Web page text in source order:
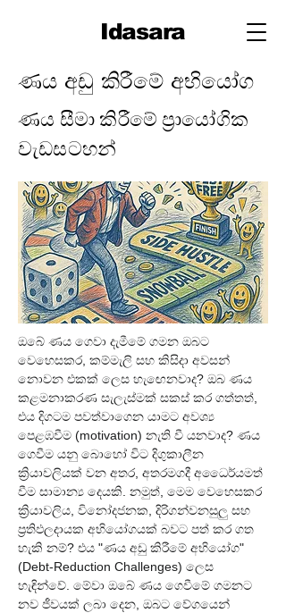
Idasara
ණය අඩු කිරීමේ අභියෝග
ණය සීමා කිරීමේ ප්‍රායෝගික
වැඩසටහන්
ඔබේ ණය ගෙවා දැමීමේ ගමන ඔබට
වෙහෙසකර, කම්මැලි සහ කිසිදා අවසන්
නොවන එකක් ලෙස හැඟෙනවාද? ඔබ ණය
කළමනාකරණ සැලැස්මක් සකස් කර ගත්තත්,
එය දිගටම පවත්වාගෙන යාමට අවශ්‍ය
පෙළඹවීම (motivation) නැති වී යනවාද? ණය
ගෙවීම යනු බොහෝ විට දිගුකාලීන
ක්‍රියාවලියක් වන අතර, අතරමගදී අධෛර්යමත්
වීම සාමාන්‍ය දෙයකි. නමුත්, මෙම වෙහෙසකර
ක්‍රියාවලිය, විනෝදජනක, දිරිගන්වනසුලු සහ
ප්‍රතිඵලදායක අභියෝගයක් බවට පත් කර ගත
හැකි නම්? එය "ණය අඩු කිරීමේ අභියෝග"
(Debt-Reduction Challenges) ලෙස
හැඳින්වේ. මේවා ඔබේ ණය ගෙවීමේ ගමනට
නව ජීවයක් ලබා දෙන, ඔබට වේගයෙන්